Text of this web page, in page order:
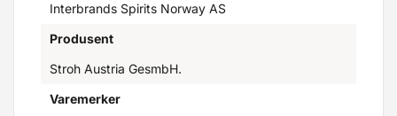
Interbrands Spirits Norway AS
Produsent
Stroh Austria GesmbH.
Varemerker